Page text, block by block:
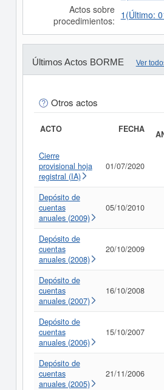
Actos sobre
procedimientos: 1(Último:
Últimos Actos BORME Ver
Otros actos
ACTO FECHA
Cierre
provisional hoja
registral (IA)
01/07/2020
Depósito de
cuentas
anuales (2009)
05/10/2010
Depósito de
cuentas
anuales (2008)
20/10/2009
Depósito de
cuentas
anuales (2007)
16/10/2008
Depósito de
cuentas
anuales (2006)
15/10/2007
Depósito de
cuentas
anuales (2005)
21/11/2006